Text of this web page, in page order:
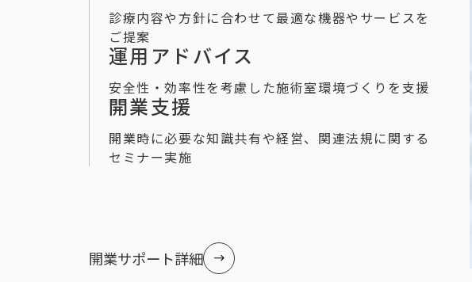
診療内容や方針に合わせて最適な機器やサービスを
ご提案
運用アドバイス
安全性・効率性を考慮した施術室環境づくりを支援
開業支援
開業時に必要な知識共有や経営、関連法規に関する
セミナー実施
開業サポート詳細